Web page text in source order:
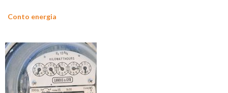
Conto energia